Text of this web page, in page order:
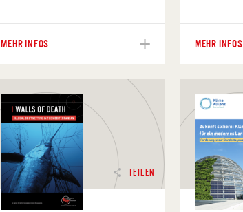
MEHR INFOS MEHR INFOS
TEILEN